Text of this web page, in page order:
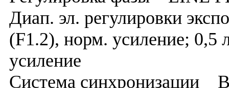
Диап. эл. регулировки
(F1.2), норм. усиление; 0,5
усиление
Система синхронизации